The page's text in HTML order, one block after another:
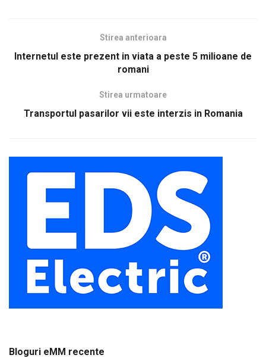
Stirea anterioara
Internetul este prezent in viata a peste 5 milioane de
romani
Stirea urmatoare
Transportul pasarilor vii este interzis in Romania
Bloguri eMM recente